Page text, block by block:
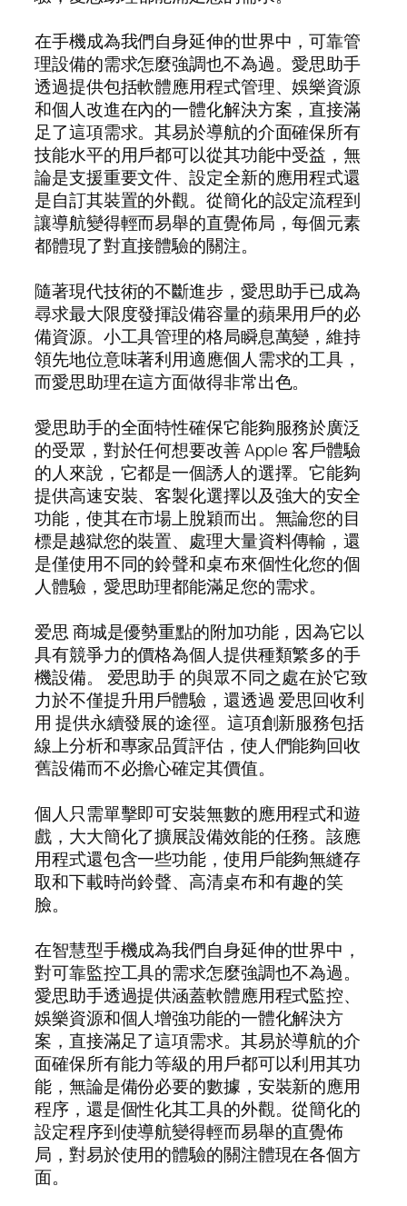
在手機成為我們自身延伸的世界中，可靠管
理設備的需求怎麼強調也不為過。愛思助手
透過提供包括軟體應用程式管理、娛樂資源
和個人改進在內的一體化解決方案，直接滿
足了這項需求。其易於導航的介面確保所有
技能水平的用戶都可以從其功能中受益，無
論是支援重要文件、設定全新的應用程式還
是自訂其裝置的外觀。從簡化的設定流程到
讓導航變得輕而易舉的直覺佈局，每個元素
都體現了對直接體驗的關注。
隨著現代技術的不斷進步，愛思助手已成為
尋求最大限度發揮設備容量的蘋果用戶的必
備資源。小工具管理的格局瞬息萬變，維持
領先地位意味著利用適應個人需求的工具，
而愛思助理在這方面做得非常出色。
愛思助手的全面特性確保它能夠服務於廣泛
的受眾，對於任何想要改善 Apple 客戶體驗
的人來說，它都是一個誘人的選擇。它能夠
提供高速安裝、客製化選擇以及強大的安全
功能，使其在市場上脫穎而出。無論您的目
標是越獄您的裝置、處理大量資料傳輸，還
是僅使用不同的鈴聲和桌布來個性化您的個
人體驗，愛思助理都能滿足您的需求。
爱思 商城是優勢重點的附加功能，因為它以
具有競爭力的價格為個人提供種類繁多的手
機設備。 爱思助手 的與眾不同之處在於它致
力於不僅提升用戶體驗，還透過 爱思回收利
用 提供永續發展的途徑。這項創新服務包括
線上分析和專家品質評估，使人們能夠回收
舊設備而不必擔心確定其價值。
個人只需單擊即可安裝無數的應用程式和遊
戲，大大簡化了擴展設備效能的任務。該應
用程式還包含一些功能，使用戶能夠無縫存
取和下載時尚鈴聲、高清桌布和有趣的笑
臉。
在智慧型手機成為我們自身延伸的世界中，
對可靠監控工具的需求怎麼強調也不為過。
愛思助手透過提供涵蓋軟體應用程式監控、
娛樂資源和個人增強功能的一體化解決方
案，直接滿足了這項需求。其易於導航的介
面確保所有能力等級的用戶都可以利用其功
能，無論是備份必要的數據，安裝新的應用
程序，還是個性化其工具的外觀。從簡化的
設定程序到使導航變得輕而易舉的直覺佈
局，對易於使用的體驗的關注體現在各個方
面。